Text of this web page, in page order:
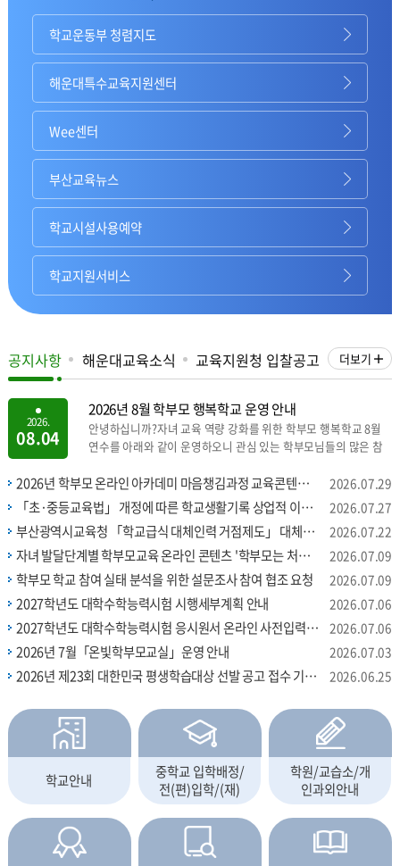
학교운동부 청렴지도
해운대특수교육지원센터
Wee센터
부산교육뉴스
학교시설사용예약
학교지원서비스
공지사항
2026년 8월 학부모 행복학교 운영 안내
안녕하십니까?자녀 교육 역량 강화를 위한 학부모 행복학교 8월
연수를 아래와 같이 운영하오니 관심 있는 학부모님들의 많은 참
8. 31.(월) 10:00~12:00o 대상: 전체 학부모 450명o 장소: 교육연
구정보원 2층 대강당o 주제: 문해력을 위한 실전 독서지도법o 강
사: 최승필 작가o 신청기간: 2026. 8. 14.(금) 9:00 ~ 8. 21.(금)
18:00 - 선착순(450명)에 따라 조기 마감될 수 있으니, 참고하여
주시기 바랍니다.o 신청방법: 부산교육다모아앱-학부모연수 메뉴
또는 부산광역시교육청 통합예약포털
(https://myip.kr/MJCbB)을 통한 신청o 문의: 부산시교육청 학
부모교육활성화추진단(☎ 051-860-0715) ※ 자세한 내용은 학
부모지원포털(https://home.pen.go.kr/hakbumo) 및 신청 시
안내사항을 확인하여 주시기 바랍니다.
08.04
2026.
2026년 학부모 온라인 아카데미 마음챙김과정 교육콘텐츠 안내 2026.07.29
「초·중등교육법」 개정에 따른 학교생활기록 상업적 이용 제한 안내 2026.07.27
부산광역시교육청 「학교급식 대체인력 거점제도」 대체전담 조리실무사(기간제) 채용 공고 2026.07.22
자녀 발달단계별 학부모교육 온라인 콘텐츠 '학부모는 처음이라'(7종) 안내 2026.07.09
학부모 학교 참여 실태 분석을 위한 설문조사 참여 협조 요청 2026.07.09
2027학년도 대학수학능력시험 시행세부계획 안내 2026.07.06
2027학년도 대학수학능력시험 응시원서 온라인 사전입력 사진 사전 검증 방법 안내 2026.07.06
2026년 7월「온빛학부모교실」운영 안내 2026.07.03
2026년 제23회 대한민국 평생학습대상 선발 공고 접수 기간 연장 알림 2026.06.25
더보기
해운대교육소식 교육지원청 입찰공고
학교안내
중학교 입학배정/
전(편)입학/(재)
취학
학원/교습소/개
인과외안내